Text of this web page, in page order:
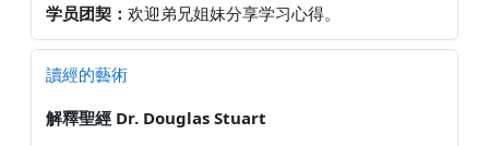
学员团契： 欢迎弟兄姐妹分享学习心得。
讀經的藝術
解釋聖經 Dr. Douglas Stuart